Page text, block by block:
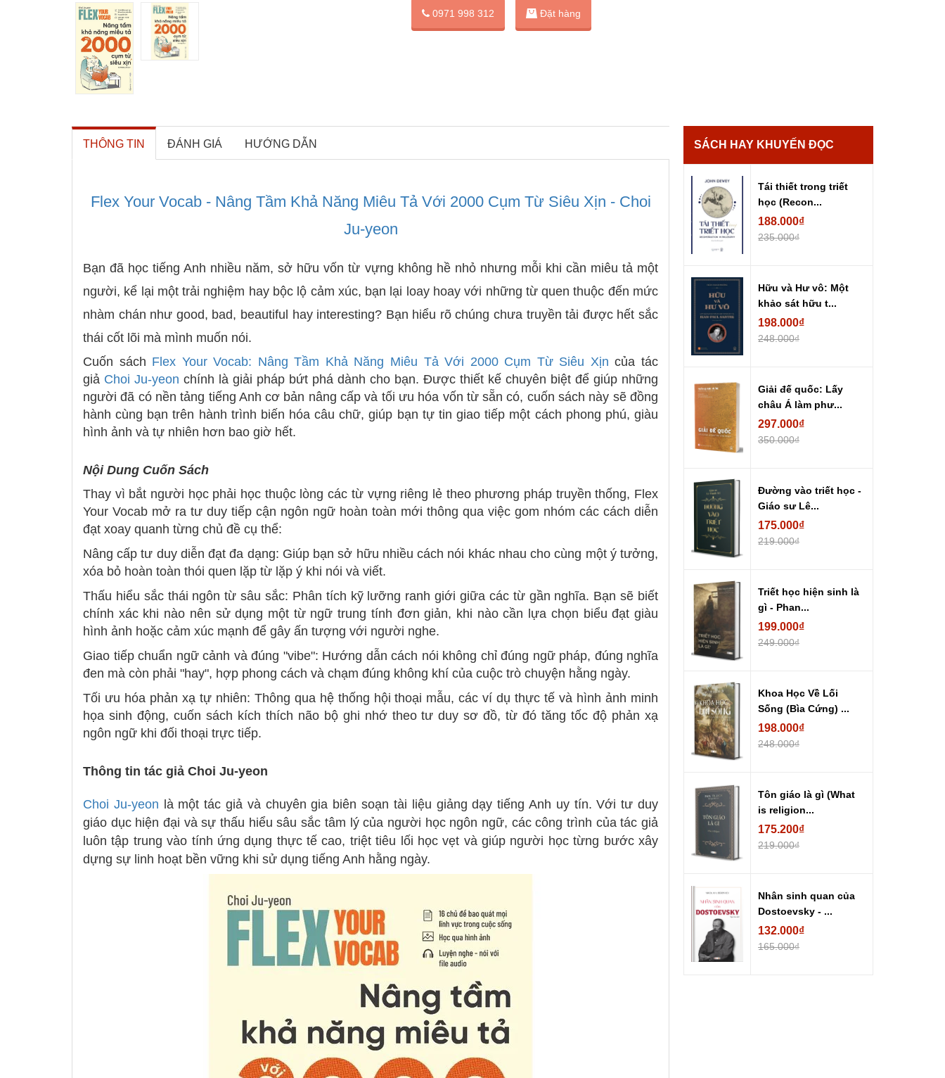
0971 998 312 Đặt hàng
THÔNG TIN ĐÁNH GIÁ HƯỚNG DẪN
Flex Your Vocab - Nâng Tầm Khả Năng Miêu Tả Với 2000 Cụm Từ Siêu Xịn - Choi
Ju-yeon
Bạn đã học tiếng Anh nhiều năm, sở hữu vốn từ vựng không hề nhỏ nhưng mỗi khi cần miêu tả một
người, kể lại một trải nghiệm hay bộc lộ cảm xúc, bạn lại loay hoay với những từ quen thuộc đến mức
nhàm chán như good, bad, beautiful hay interesting? Bạn hiểu rõ chúng chưa truyền tải được hết sắc
thái cốt lõi mà mình muốn nói.
Cuốn sách Flex Your Vocab: Nâng Tầm Khả Năng Miêu Tả Với 2000 Cụm Từ Siêu Xịn của tác
giả Choi Ju-yeon chính là giải pháp bứt phá dành cho bạn. Được thiết kế chuyên biệt để giúp những
người đã có nền tảng tiếng Anh cơ bản nâng cấp và tối ưu hóa vốn từ sẵn có, cuốn sách này sẽ đồng
hành cùng bạn trên hành trình biến hóa câu chữ, giúp bạn tự tin giao tiếp một cách phong phú, giàu
hình ảnh và tự nhiên hơn bao giờ hết.
Nội Dung Cuốn Sách
Thay vì bắt người học phải học thuộc lòng các từ vựng riêng lẻ theo phương pháp truyền thống, Flex
Your Vocab mở ra tư duy tiếp cận ngôn ngữ hoàn toàn mới thông qua việc gom nhóm các cách diễn
đạt xoay quanh từng chủ đề cụ thể:
Nâng cấp tư duy diễn đạt đa dạng: Giúp bạn sở hữu nhiều cách nói khác nhau cho cùng một ý tưởng,
xóa bỏ hoàn toàn thói quen lặp từ lặp ý khi nói và viết.
Thấu hiểu sắc thái ngôn từ sâu sắc: Phân tích kỹ lưỡng ranh giới giữa các từ gần nghĩa. Bạn sẽ biết
chính xác khi nào nên sử dụng một từ ngữ trung tính đơn giản, khi nào cần lựa chọn biểu đạt giàu
hình ảnh hoặc cảm xúc mạnh để gây ấn tượng với người nghe.
Giao tiếp chuẩn ngữ cảnh và đúng "vibe": Hướng dẫn cách nói không chỉ đúng ngữ pháp, đúng nghĩa
đen mà còn phải "hay", hợp phong cách và chạm đúng không khí của cuộc trò chuyện hằng ngày.
Tối ưu hóa phản xạ tự nhiên: Thông qua hệ thống hội thoại mẫu, các ví dụ thực tế và hình ảnh minh
họa sinh động, cuốn sách kích thích não bộ ghi nhớ theo tư duy sơ đồ, từ đó tăng tốc độ phản xạ
ngôn ngữ khi đối thoại trực tiếp.
Thông tin tác giả Choi Ju-yeon
Choi Ju-yeon là một tác giả và chuyên gia biên soạn tài liệu giảng dạy tiếng Anh uy tín. Với tư duy
giáo dục hiện đại và sự thấu hiểu sâu sắc tâm lý của người học ngôn ngữ, các công trình của tác giả
luôn tập trung vào tính ứng dụng thực tế cao, triệt tiêu lối học vẹt và giúp người học từng bước xây
dựng sự linh hoạt bền vững khi sử dụng tiếng Anh hằng ngày.
SÁCH HAY KHUYẾN ĐỌC
Tái thiết trong triết
học (Recon...
188.000₫
235.000₫
Hữu và Hư vô: Một
khảo sát hữu t...
198.000₫
248.000₫
Giải đế quốc: Lấy
châu Á làm phư...
297.000₫
350.000₫
Đường vào triết học -
Giáo sư Lê...
175.000₫
219.000₫
Triết học hiện sinh là
gì - Phan...
199.000₫
249.000₫
Khoa Học Về Lối
Sống (Bìa Cứng) ...
198.000₫
248.000₫
Tôn giáo là gì (What
is religion...
175.200₫
219.000₫
Nhân sinh quan của
Dostoevsky - ...
132.000₫
165.000₫